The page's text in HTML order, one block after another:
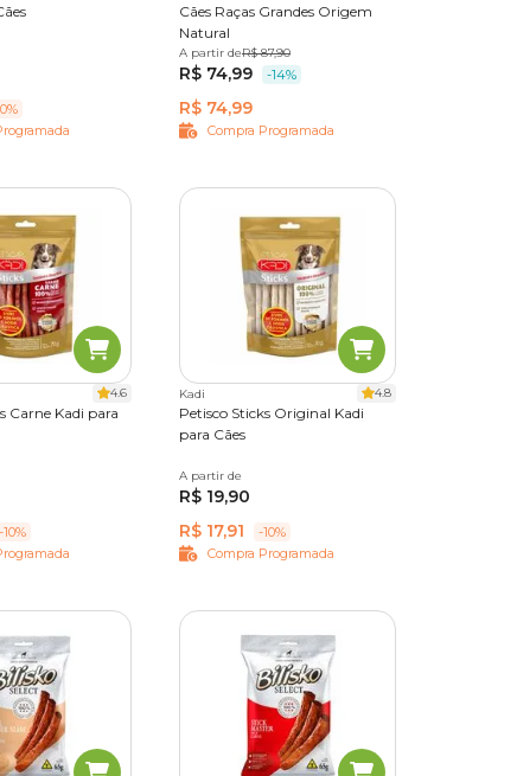
e
Cães Raças Grandes Origem
Natural
3 unidades
8 unidades
30 unidades
A partir deR$ 87,90
R$ 74,99 -14%
R$ 74,99
Compra Programada
4.6
Carne Kadi para
-10%
Kadi 4.8
Petisco Sticks Original Kadi
para Cães
70 g
A partir de
R$ 19,90
R$ 17,91
-10%
Compra Programada